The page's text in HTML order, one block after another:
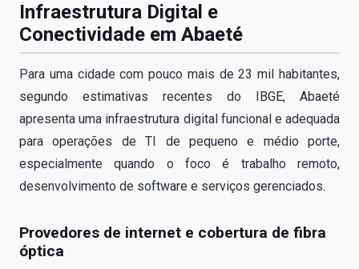
Infraestrutura Digital e
Conectividade em Abaeté
Para uma cidade com pouco mais de 23 mil habitantes,
segundo estimativas recentes do IBGE, Abaeté
apresenta uma infraestrutura digital funcional e adequada
para operações de TI de pequeno e médio porte,
especialmente quando o foco é trabalho remoto,
desenvolvimento de software e serviços gerenciados.
Provedores de internet e cobertura de fibra
óptica